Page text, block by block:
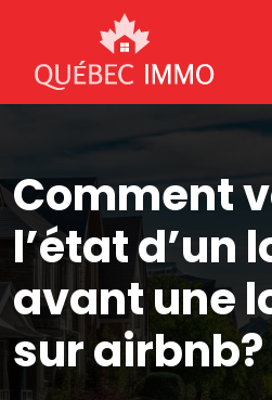
Comment
l’état d’un
avant une
sur airbnb?